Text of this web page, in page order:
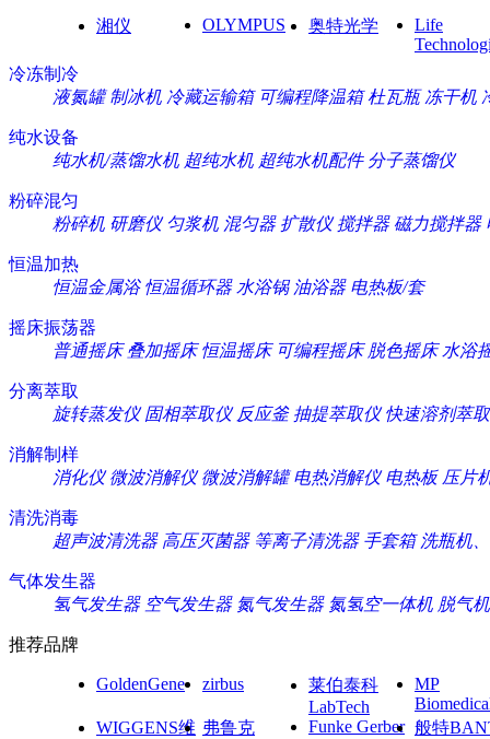
湘仪 OLYMPUS 奥特光学
Life
冷冻制冷
液氮罐 制冰机 冷藏运输箱 可编程降温箱 杜瓦瓶 冻干机
纯水设备
纯水机/蒸馏水机 超纯水机 超纯水机配件 分子蒸馏仪
粉碎混匀
粉碎机 研磨仪 匀浆机 混匀器 扩散仪 搅拌器 磁力搅拌器
恒温加热
恒温金属浴 恒温循环器 水浴锅 油浴器 电热板/套
摇床振荡器
普通摇床 叠加摇床 恒温摇床 可编程摇床 脱色摇床 水浴
分离萃取
旋转蒸发仪 固相萃取仪 反应釜 抽提萃取仪 快速溶剂萃
消解制样
消化仪 微波消解仪 微波消解罐 电热消解仪 电热板 压片
清洗消毒
超声波清洗器 高压灭菌器 等离子清洗器 手套箱 洗瓶机
气体发生器
氢气发生器 空气发生器 氮气发生器 氮氢空一体机 脱气机
推荐品牌
GoldenGene zirbus
莱伯泰科
LabTech
MP
WIGGENS维 弗鲁克
Funke Gerber 般特